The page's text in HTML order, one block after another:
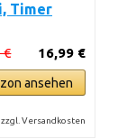
Timer
16,99 €
€
ansehen
Versandkosten